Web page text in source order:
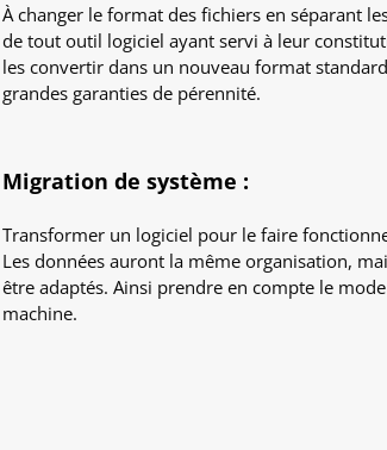
À changer le format des fichiers en séparant
de tout outil logiciel ayant servi à leur
les convertir dans un nouveau format
grandes garanties de pérennité.
Migration de système :
Transformer un logiciel pour le faire
Les données auront la même organisation,
être adaptés. Ainsi prendre en compte le
machine.